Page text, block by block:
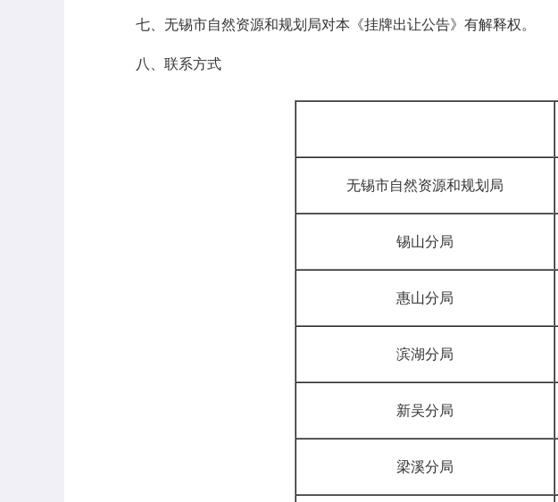
七、无锡市自然资源和规划局对本《挂牌出让公告》有解释权。
八、联系方式
无锡市自然资源和规划局
锡山分局
惠山分局
滨湖分局
新吴分局
梁溪分局